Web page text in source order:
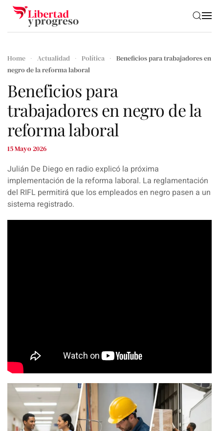
Skip to main content
Home Actualidad Política
Beneficios para trabajadores en
negro de la reforma laboral
Beneficios para
trabajadores en negro de la
reforma laboral
15 Mayo 2026
Julián De Diego en radio explicó la próxima
implementación de la reforma laboral. La reglamentación
del RIFL permitirá que los empleados en negro pasen a un
sistema registrado.